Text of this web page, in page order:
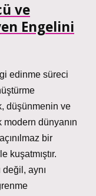
ve
Engelini
edinme süreci
düşünmenin ve
modern dünyanın
bir
kuşatmıştır.
değil, aynı